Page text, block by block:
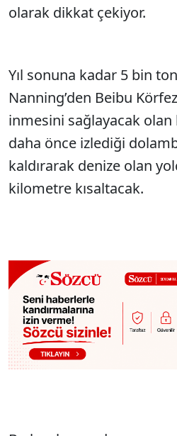
olarak dikkat çekiyor.
Yıl sonuna kadar 5 bin
Nanning’den Beibu
inmesini sağlayacak
daha önce izlediği
kaldırarak denize olan
kilometre kısaltacak.